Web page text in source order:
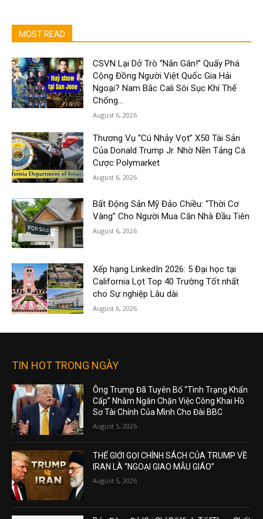
MOST READ
CSVN Lại Dở Trò “Nắn Gân!” Quấy Phá
Cộng Đồng Người Việt Quốc Gia Hải
Ngoại? Nam Bắc Cali Sôi Sục Khí Thế
Chống...
August 6, 2026
Thương Vụ “Cú Nhảy Vọt” X50 Tài Sản
Của Donald Trump Jr. Nhờ Nền Tảng Cá
Cược Polymarket
August 6, 2026
Bất Động Sản Mỹ Đảo Chiều: “Thời Cơ
Vàng” Cho Người Mua Căn Nhà Đầu Tiên
August 6, 2026
Xếp hạng LinkedIn 2026: 5 Đại học tại
California Lọt Top 40 Trường Tốt nhất
cho Sự nghiệp Lâu dài
August 6, 2026
TIN HOT TRONG NGÀY
Ông Trump Đã Tuyên Bố “Tình Trạng Khẩn
Cấp” Nhằm Ngăn Chặn Việc Công Khai Hồ
Sơ Tài Chính Của Mình Cho Đài BBC
August 5, 2026
THẾ GIỚI GỌI CHÍNH SÁCH CỦA TRUMP VỀ
IRAN LÀ “NGOẠI GIAO MẪU GIÁO”
August 5, 2026